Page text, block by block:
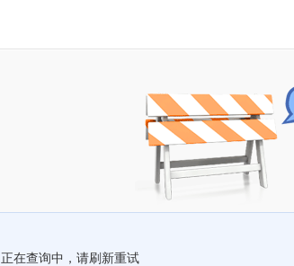
正在查询中，请刷新重试